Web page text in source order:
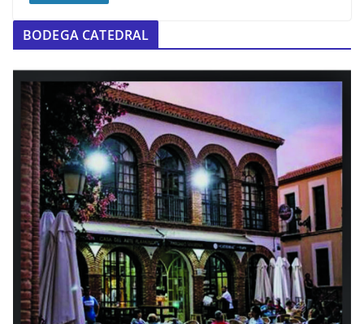
BODEGA CATEDRAL